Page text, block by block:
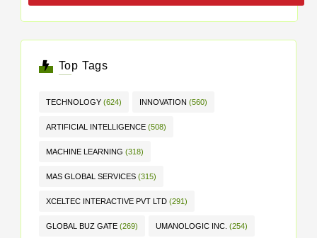
Top Tags
TECHNOLOGY (624) INNOVATION (560)
ARTIFICIAL INTELLIGENCE (508)
MACHINE LEARNING (318)
MAS GLOBAL SERVICES (315)
XCELTEC INTERACTIVE PVT LTD (291)
GLOBAL BUZ GATE (269) UMANOLOGIC INC. (254)